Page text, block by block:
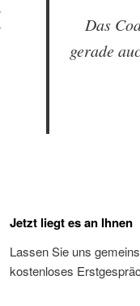
Das
gerade
Jetzt liegt es an Ihnen
Lassen Sie uns
kostenloses